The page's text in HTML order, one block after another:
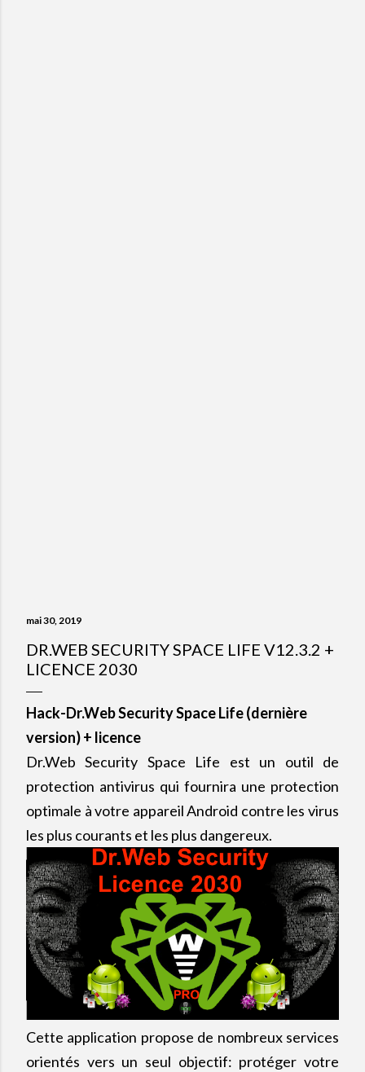
mai 30, 2019
DR.WEB SECURITY SPACE LIFE V12.3.2 +
LICENCE 2030
Hack-Dr.Web Security Space Life (dernière
version) + licence
Dr.Web Security Space Life est un outil de
protection antivirus qui fournira une protection
optimale à votre appareil Android contre les virus
les plus courants et les plus dangereux.
Cette application propose de nombreux services
orientés vers un seul objectif: protéger votre